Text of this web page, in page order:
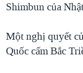
Shimbun của
Một nghị quyết
Quốc cấm Bắc